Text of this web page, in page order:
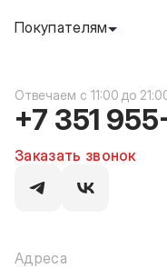
Покупателям
c 11:00 до
+7 351
Заказать звонок
Адреса